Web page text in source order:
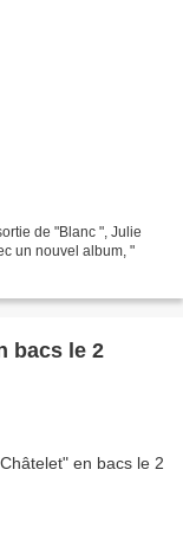
de "Blanc ", Julie
un nouvel album, "
bacs le 2